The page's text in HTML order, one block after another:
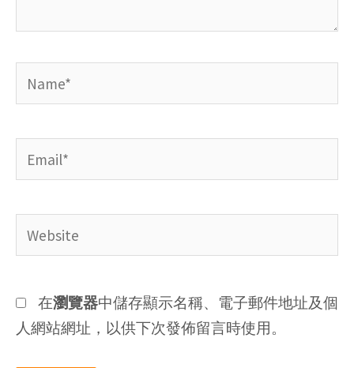
Website
在瀏覽器中儲存顯示名稱、電子郵件地址及個
人網站網址，以供下次發佈留言時使用。